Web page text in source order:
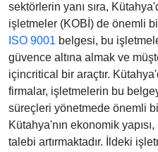
sektörlerin yanı sıra,
işletmeler (KOBİ) de önemli
ISO 9001 belgesi, bu
güvence altına almak ve
içincritical bir araçtır.
firmalar, işletmelerin bu
süreçleri yönetmede önemli
Kütahya'nın ekonomik yapısı,
talebi artırmaktadır. İldeki